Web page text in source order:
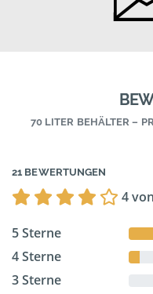
70 LITER BEHÄLTER –
21 BEWERTUNGEN
4
5 Sterne
4 Sterne
3 Sterne